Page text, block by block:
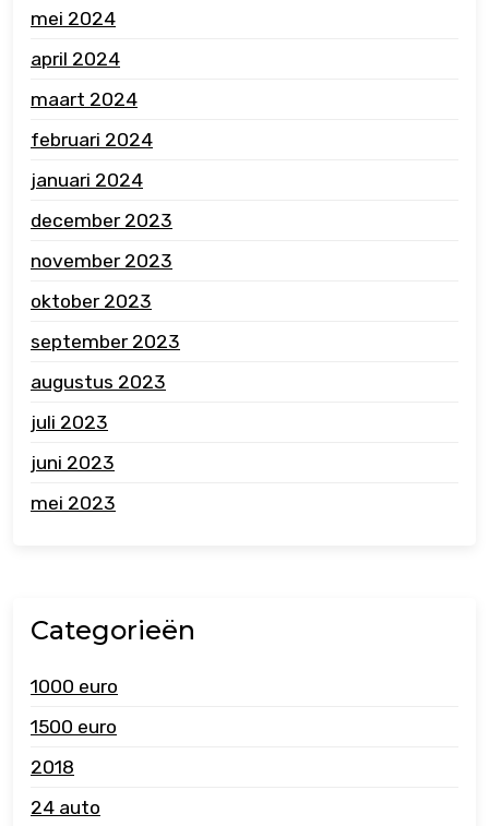
mei 2024
april 2024
maart 2024
februari 2024
januari 2024
december 2023
november 2023
oktober 2023
september 2023
augustus 2023
juli 2023
juni 2023
mei 2023
Categorieën
1000 euro
1500 euro
2018
24 auto